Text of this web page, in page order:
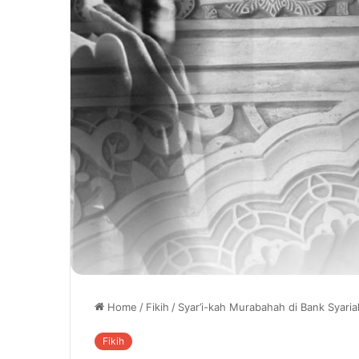
Home / Fikih / Syar’i-kah Murabahah di Bank
Fikih